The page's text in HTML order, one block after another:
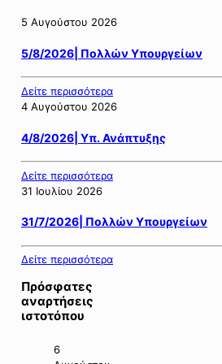
5 Αυγούστου 2026
5/8/2026| Πολλών Υπουργείων
Δείτε περισσότερα
4 Αυγούστου 2026
4/8/2026| Υπ. Ανάπτυξης
Δείτε περισσότερα
31 Ιουλίου 2026
31/7/2026| Πολλών Υπουργείων
Δείτε περισσότερα
Πρόσφατες
αναρτήσεις
ιστοτόπου
6